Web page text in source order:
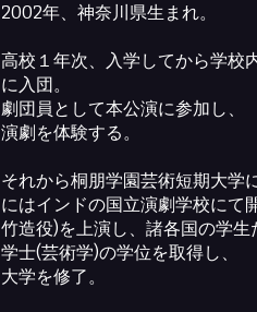
2002年、神奈川県生まれ。
高校１年次、入学してから学校
に入団。
劇団員として本公演に参加し、
演劇を体験する。
それから桐朋学園芸術短期大学
にはインドの国立演劇学校にて
竹造役)を上演し、諸各国の学生
学士(芸術学)の学位を取得し、
大学を修了。